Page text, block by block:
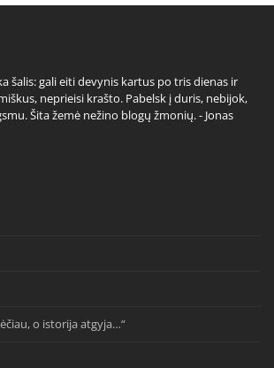
šalis: gali eiti devynis kartus po tris dienas ir
neprieisi krašto. Pabelsk į duris, nebijok,
Šita žemė nežino blogų žmonių. - Jonas
o istorija atgyja…“